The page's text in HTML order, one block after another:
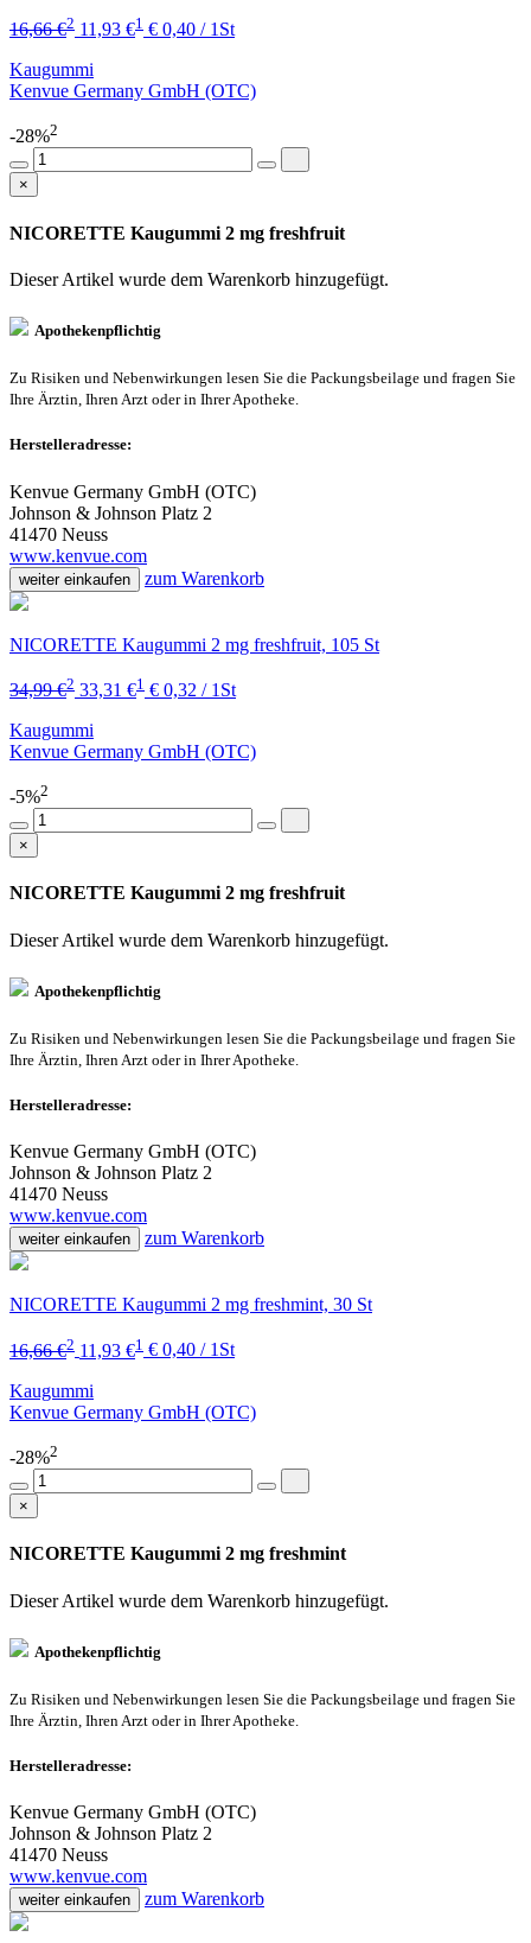
16,66 €2 11,93 €1 € 0,40 / 1St
Kaugummi
Kenvue Germany GmbH (OTC)
-28%2
×
NICORETTE Kaugummi 2 mg freshfruit
Dieser Artikel wurde dem Warenkorb hinzugefügt.
Apothekenpflichtig
Zu Risiken und Nebenwirkungen lesen Sie die Packungsbeilage und fragen Sie
Ihre Ärztin, Ihren Arzt oder in Ihrer Apotheke.
Herstelleradresse:
Kenvue Germany GmbH (OTC)
Johnson & Johnson Platz 2
41470 Neuss
www.kenvue.com
weiter einkaufen zum Warenkorb
NICORETTE Kaugummi 2 mg freshfruit, 105 St
34,99 €2 33,31 €1 € 0,32 / 1St
Kaugummi
Kenvue Germany GmbH (OTC)
-5%2
×
NICORETTE Kaugummi 2 mg freshfruit
Dieser Artikel wurde dem Warenkorb hinzugefügt.
Apothekenpflichtig
Zu Risiken und Nebenwirkungen lesen Sie die Packungsbeilage und fragen Sie
Ihre Ärztin, Ihren Arzt oder in Ihrer Apotheke.
Herstelleradresse:
Kenvue Germany GmbH (OTC)
Johnson & Johnson Platz 2
41470 Neuss
www.kenvue.com
weiter einkaufen zum Warenkorb
NICORETTE Kaugummi 2 mg freshmint, 30 St
16,66 €2 11,93 €1 € 0,40 / 1St
Kaugummi
Kenvue Germany GmbH (OTC)
-28%2
×
NICORETTE Kaugummi 2 mg freshmint
Dieser Artikel wurde dem Warenkorb hinzugefügt.
Apothekenpflichtig
Zu Risiken und Nebenwirkungen lesen Sie die Packungsbeilage und fragen Sie
Ihre Ärztin, Ihren Arzt oder in Ihrer Apotheke.
Herstelleradresse:
Kenvue Germany GmbH (OTC)
Johnson & Johnson Platz 2
41470 Neuss
www.kenvue.com
weiter einkaufen zum Warenkorb